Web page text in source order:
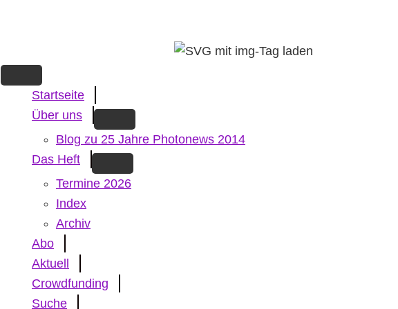
Startseite
Über uns
Blog zu 25 Jahre Photonews 2014
Das Heft
Termine 2026
Index
Archiv
Abo
Aktuell
Crowdfunding
Suche